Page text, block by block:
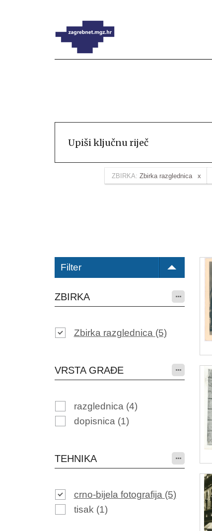
ZBIRKA: Zbirka razglednica
Filter
ZBIRKA
Zbirka razglednica (5)
VRSTA GRAĐE
razglednica (4)
dopisnica (1)
TEHNIKA
crno-bijela fotografija (5)
tisak (1)